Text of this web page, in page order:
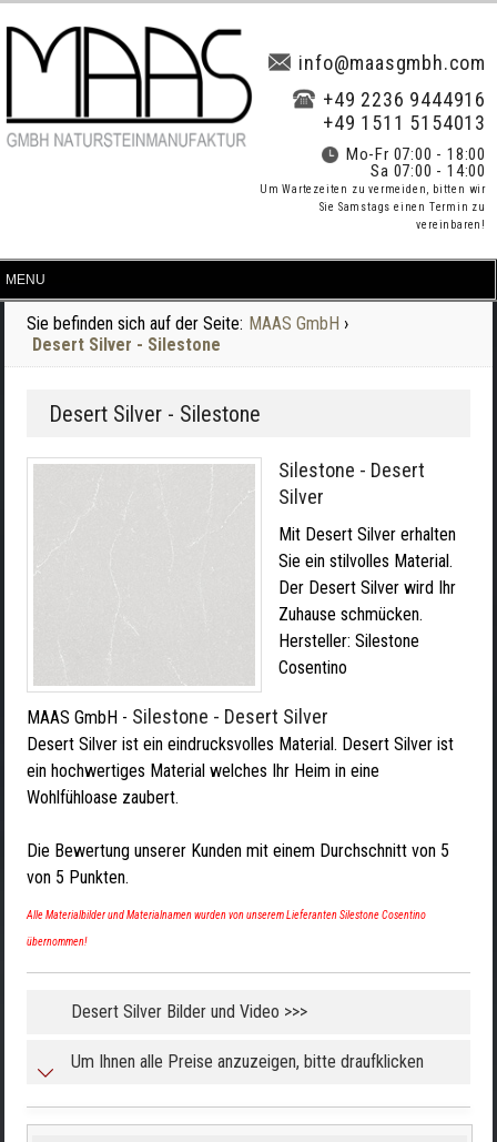
info@maasgmbh.com
+49 2236 9444916
+49 1511 5154013
Mo-Fr 07:00 - 18:00
Sa 07:00 - 14:00
Um Wartezeiten zu vermeiden, bitten wir
Sie Samstags einen Termin zu
vereinbaren!
Sie befinden sich auf der Seite: MAAS GmbH ›
Desert Silver - Silestone
Desert Silver - Silestone
Silestone - Desert
Silver
Mit Desert Silver erhalten
Sie ein stilvolles Material.
Der Desert Silver wird Ihr
Zuhause schmücken.
Hersteller: Silestone
Cosentino
MAAS GmbH - Silestone - Desert Silver
Desert Silver ist ein eindrucksvolles Material. Desert Silver ist
ein hochwertiges Material welches Ihr Heim in eine
Wohlfühloase zaubert.
Die Bewertung unserer Kunden mit einem Durchschnitt von 5
von 5 Punkten.
Alle Materialbilder und Materialnamen wurden von unserem Lieferanten Silestone Cosentino
übernommen!
Desert Silver Bilder und Video >>>
Um Ihnen alle Preise anzuzeigen, bitte draufklicken